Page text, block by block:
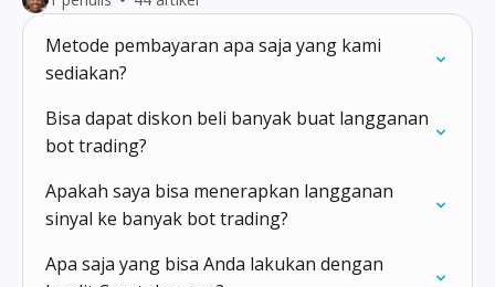
Metode pembayaran apa saja yang kami
sediakan?
Bisa dapat diskon beli banyak buat langganan
bot trading?
Apakah saya bisa menerapkan langganan
sinyal ke banyak bot trading?
Apa saja yang bisa Anda lakukan dengan